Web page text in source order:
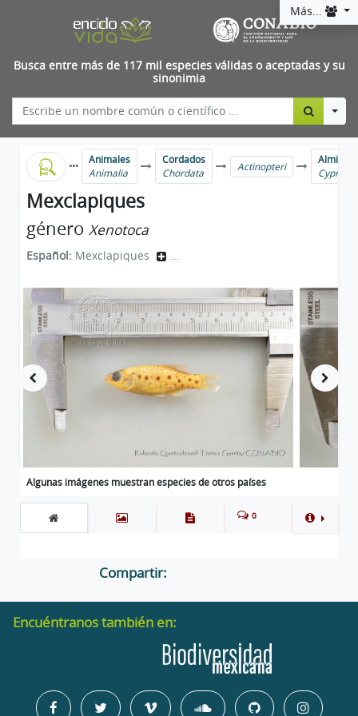
Más...
Busca entre más de 117 mil especies válidas o aceptadas y su
sinonimia
Animales
Animalia
Cordados
Chordata
Actinopteri
Mexclapiques
género Xenotoca
Español: Mexclapiques ...
Algunas imágenes muestran especies de otros países
0
Compartir:
Encuéntranos también en: